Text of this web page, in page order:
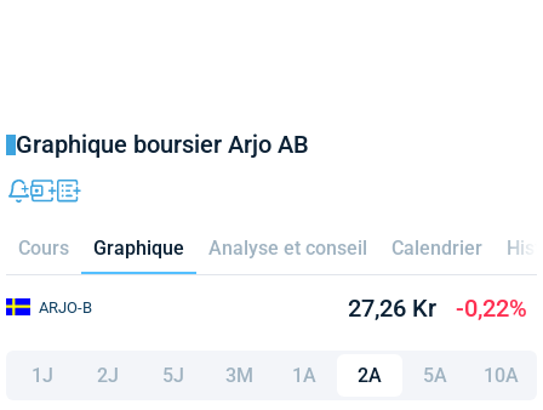
Graphique boursier Arjo AB
Cours Graphique Analyse et conseil Calendrier
ARJO-B 27,26 Kr -0,22%
1J 2J 5J 3M 1A 2A 5A 10A